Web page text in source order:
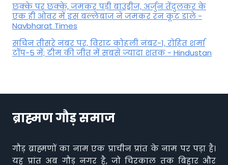
छक्के पर छक्के, जमकर पड़ी बाउंड्रीज, अर्जुन तेंदुलकर के
एक ही ओवर में इस बल्लेबाज ने जमकर रन कूट डाले -
Navbharat Times
सचिन तीसरे नंबर पर, विराट कोहली नंबर-1, रोहित शर्मा
टॉप-5 में; टीम की जीत में सबसे ज्यादा शतक - Hindustan
ब्राह्मण गौड़ समाज
गौड़ ब्राह्मणों का नाम एक प्राचीन प्रांत के नाम पर पड़ा है।
यह प्रांत अब गौड़ नगर है, जो चिरकाल तक बिहार और